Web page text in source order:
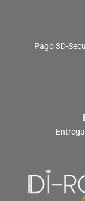
Pago 3D-